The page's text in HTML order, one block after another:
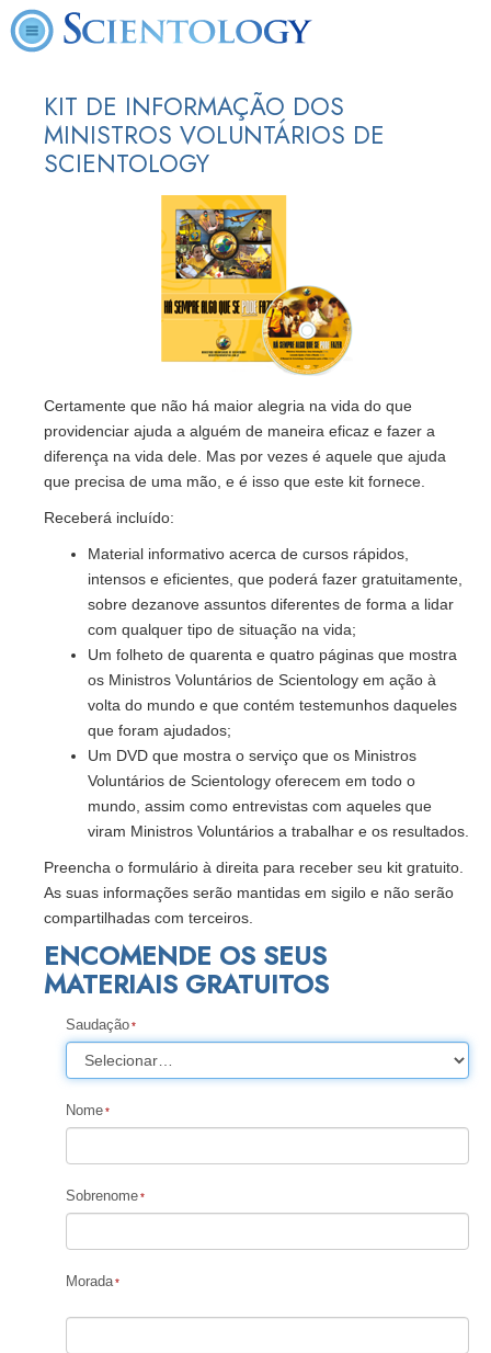
KIT DE INFORMAÇÃO DOS
MINISTROS VOLUNTÁRIOS DE
SCIENTOLOGY
Certamente que não há maior alegria na vida do que
providenciar ajuda a alguém de maneira eficaz e fazer a
diferença na vida dele. Mas por vezes é aquele que ajuda
que precisa de uma mão, e é isso que este kit fornece.
Receberá incluído:
Material informativo acerca de cursos rápidos,
intensos e eficientes, que poderá fazer gratuitamente,
sobre dezanove assuntos diferentes de forma a lidar
com qualquer tipo de situação na vida;
Um folheto de quarenta e quatro páginas que mostra
os Ministros Voluntários de Scientology em ação à
volta do mundo e que contém testemunhos daqueles
que foram ajudados;
Um DVD que mostra o serviço que os Ministros
Voluntários de Scientology oferecem em todo o
mundo, assim como entrevistas com aqueles que
viram Ministros Voluntários a trabalhar e os resultados.
Preencha o formulário à direita para receber seu kit gratuito.
As suas informações serão mantidas em sigilo e não serão
compartilhadas com terceiros.
ENCOMENDE OS SEUS
MATERIAIS GRATUITOS
Saudação
Nome
Sobrenome
Morada